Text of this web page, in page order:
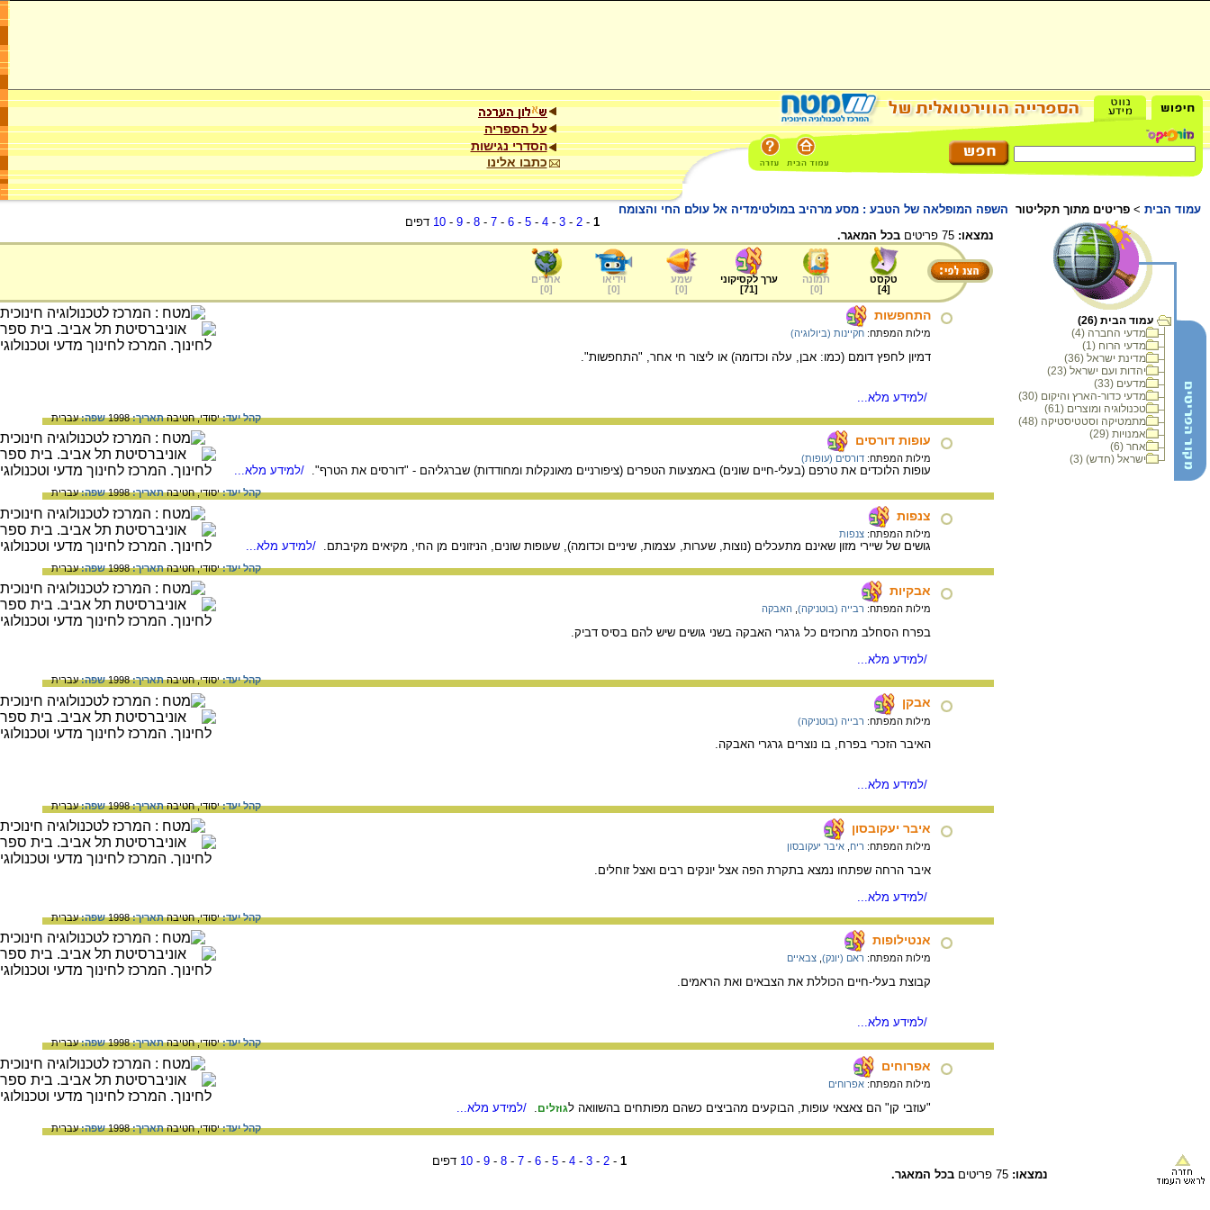
על הספריה
הסדרי נגישות
כתבו אלינו
עמוד הבית > פריטים מתוך תקליטור השפה המופלאה של הטבע : מסע מרהיב במולטימדיה אל עולם החי והצומח
עמוד הבית (26)
מדעי החברה (4)
מדעי הרוח (1)
מדינת ישראל (36)
יהדות ועם ישראל (23)
מדעים (33)
מדעי כדור-הארץ והיקום (30)
טכנולוגיה ומוצרים (61)
מתמטיקה וסטטיסטיקה (48)
אמנויות (29)
אחר (6)
ישראל (חדש) (3)
1
-
2
-
3
-
4
-
5
-
6
-
7
-
8
-
9
-
10 דפים
נמצאו:
בכל המאגר.
טקסט
[
4
]
תמונה
[
0
]
ערך לקסיקוני
[
71
]
שמע
[
0
]
וידיאו
[
0
]
אתרים
[
0
]
התחפשות
מילות המפתח: חקיינות (ביולוגיה)
דמיון לחפץ דומם (כמו: אבן, עלה וכדומה) או ליצור חי אחר, "התחפשות".
/למידע מלא...
קהל יעד:יסודי,חטיבהתאריך:1998 שפה:עברית
עופות דורסים
מילות המפתח: דורסים (עופות)
עופות הלוכדים את טרפם (בעלי-חיים שונים) באמצעות הטפרים (ציפורניים מאונקלות ומחודדות) שברגליהם - "דורסים את הטרף". /למידע מלא...
קהל יעד:יסודי,חטיבהתאריך:1998 שפה:עברית
צנפות
מילות המפתח: צנפות
גושים של שיירי מזון שאינם מתעכלים (נוצות, שערות, עצמות, שיניים וכדומה), שעופות שונים, הניזונים מן החי, מקיאים מקיבתם. /למידע מלא...
קהל יעד:יסודי,חטיבהתאריך:1998 שפה:עברית
אבקיות
מילות המפתח: רבייה (בוטניקה) האבקה
בפרח הסחלב מרוכזים כל גרגרי האבקה בשני גושים שיש להם בסיס דביק.
/למידע מלא...
קהל יעד:יסודי,חטיבהתאריך:1998 שפה:עברית
אבקן
מילות המפתח: רבייה (בוטניקה)
האיבר הזכרי בפרח, בו נוצרים גרגרי האבקה.
/למידע מלא...
קהל יעד:יסודי,חטיבהתאריך:1998 שפה:עברית
איבר יעקובסון
מילות המפתח: ריח איבר יעקובסון
איבר הרחה שפתחו נמצא בתקרת הפה אצל יונקים רבים ואצל זוחלים.
/למידע מלא...
קהל יעד:יסודי,חטיבהתאריך:1998 שפה:עברית
אנטילופות
מילות המפתח: ראם (יונק) צבאיים
קבוצת בעלי-חיים הכוללת את הצבאים ואת הראמים.
/למידע מלא...
קהל יעד:יסודי,חטיבהתאריך:1998 שפה:עברית
אפרוחים
מילות המפתח: אפרוחים
"עוזבי קן" הם צאצאי עופות, הבוקעים מהביצים כשהם מפותחים בהשוואה לגוזלים /למידע מלא...
קהל יעד:יסודי,חטיבהתאריך:1998 שפה:עברית
1
-
2
-
3
-
4
-
5
-
6
-
7
-
8
-
9
-
10 דפים
נמצאו:
בכל המאגר.